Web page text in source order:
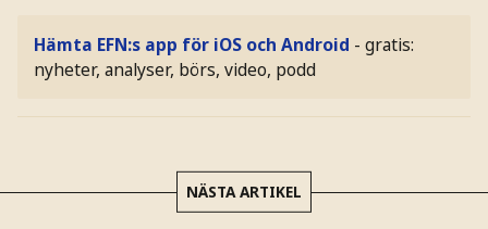
Hämta EFN:s app för iOS och Android - gratis:
nyheter, analyser, börs, video, podd
NÄSTA ARTIKEL